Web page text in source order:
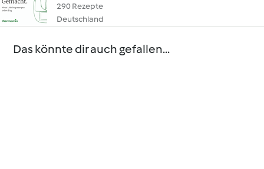
290 Rezepte
Deutschland
Das könnte dir auch gefallen...